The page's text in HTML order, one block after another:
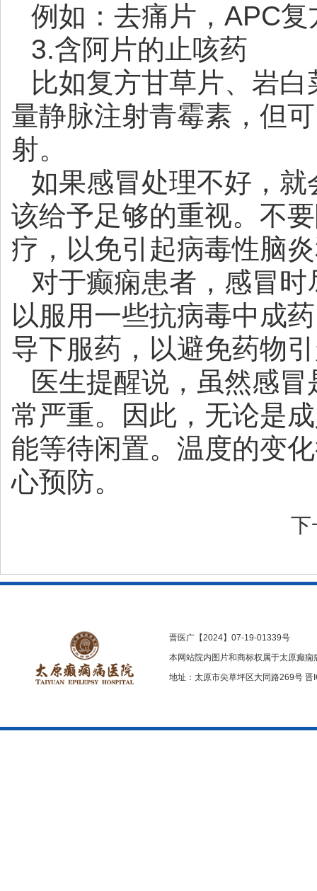
例如：去痛片，APC
3.含阿片的止咳药
比如复方甘草片、岩
量静脉注射青霉素，但
射。
如果感冒处理不好，
该给予足够的重视。不
疗，以免引起病毒性脑
对于癫痫患者，感冒
以服用一些抗病毒中成
导下服药，以避免药物
医生提醒说，虽然感
常严重。因此，无论是
能等待闲置。温度的变
心预防。
晋医广【2024】07-19-01339号
本网站院内图片和商标权属于太原癫
地址：太原市尖草坪区大同路269号 晋